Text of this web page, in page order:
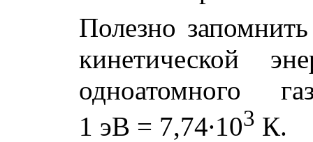
Полезно
кинетической
одноатомного
1 эВ = 7,74∙103 К.